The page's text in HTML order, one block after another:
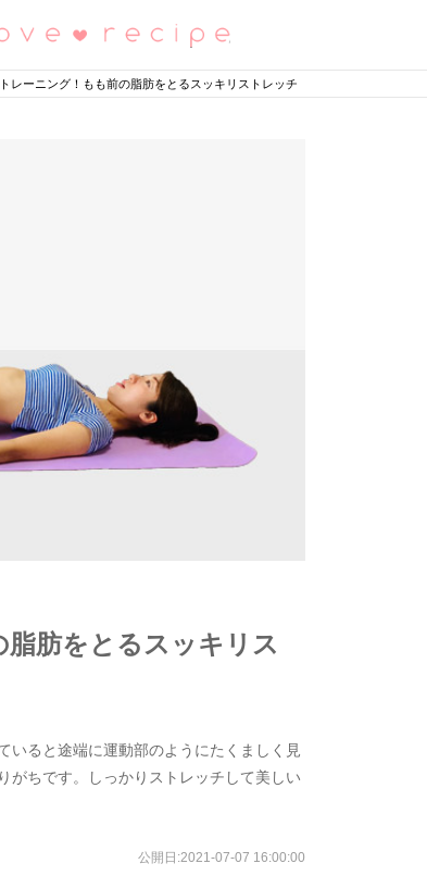
恋愛レシピ
レーニング！もも前の脂肪をとるスッキリストレッチ
肪をとるスッキリス
いると途端に運動部のようにたくましく見
がちです。しっかりストレッチして美しい
公開日:2021-07-07 16:00:00